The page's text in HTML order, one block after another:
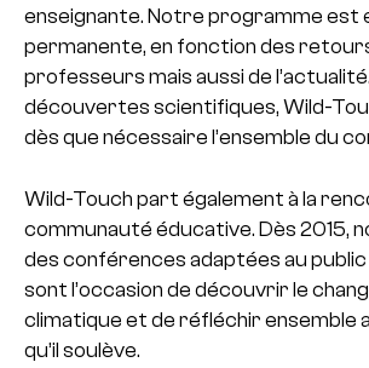
enseignante. Notre programme est
permanente, en fonction des
professeurs mais aussi de
découvertes scientifiques, Wild-
dès que nécessaire l’ensemble du
Wild-Touch part également à la
communauté éducative. Dès 2015,
des conférences adaptées au public
sont l’occasion de découvrir le
climatique et de réfléchir ensemble
qu’il soulève.